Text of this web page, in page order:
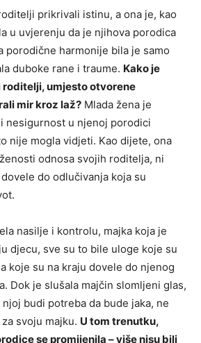
prikrivali istinu, a ona je, kao
u uvjerenju da je njihova porodica
porodične harmonije bila je samo
duboke rane i traume. Kako je
roditelji, umjesto otvorene
mir kroz laž? Mlada žena je
nesigurnost u njenoj porodici
nije mogla vidjeti. Kao dijete, ona
odnosa svojih roditelja, ni
do odlučivanja koja su
nasilje i kontrolu, majka koja je
djecu, sve su to bile uloge koje su
koje su na kraju dovele do njenog
Dok je slušala majčin slomljeni glas,
budi potreba da bude jaka, ne
svoju majku. U tom trenutku,
se promijenila – više nisu bili